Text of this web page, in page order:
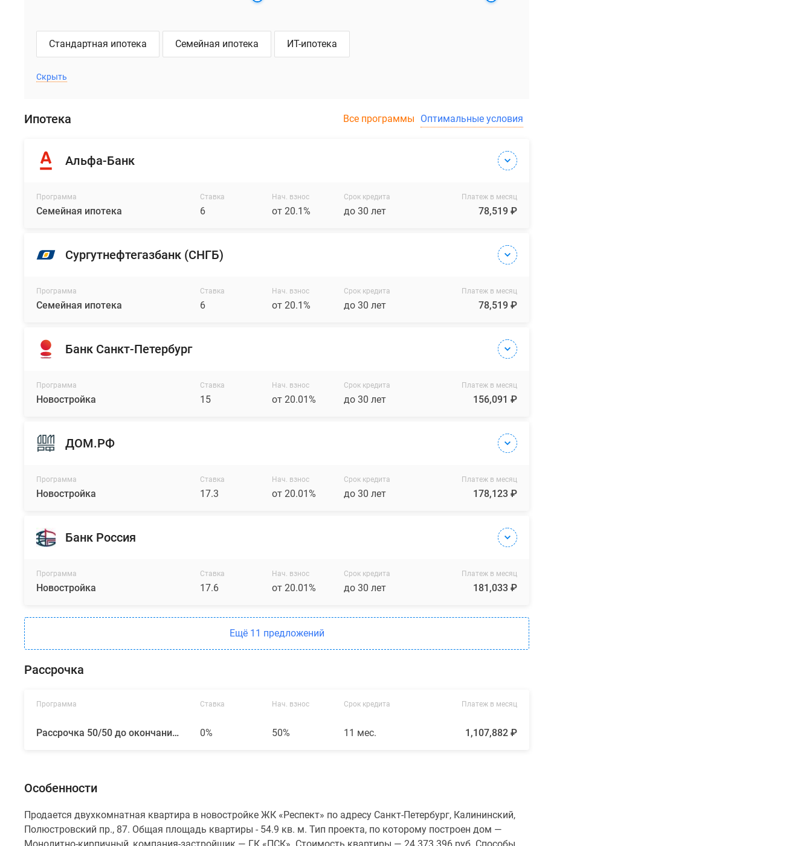
Стандартная ипотека Семейная ипотека ИТ-ипотека
Скрыть
Ипотека Все программы Оптимальные условия
Альфа-Банк
Программа
Семейная ипотека
Ставка
6
Нач. взнос
от 20.1%
Срок кредита
до 30 лет
Платеж в месяц
78,519 ₽
Сургутнефтегазбанк (СНГБ)
Программа
Семейная ипотека
Ставка
6
Нач. взнос
от 20.1%
Срок кредита
до 30 лет
Платеж в месяц
78,519 ₽
Банк Санкт-Петербург
Программа
Новостройка
Ставка
15
Нач. взнос
от 20.01%
Срок кредита
до 30 лет
Платеж в месяц
156,091 ₽
ДОМ.РФ
Программа
Новостройка
Ставка
17.3
Нач. взнос
от 20.01%
Срок кредита
до 30 лет
Платеж в месяц
178,123 ₽
Банк Россия
Программа
Новостройка
Ставка
17.6
Нач. взнос
от 20.01%
Срок кредита
до 30 лет
Платеж в месяц
181,033 ₽
Ещё 11 предложений
Рассрочка
Программа
Рассрочка 50/50 до окончания строительства от ГК «ПСК»
Ставка
0%
Нач. взнос
50%
Срок кредита
11 мес.
Платеж в месяц
1,107,882 ₽
Особенности
Продается двухкомнатная квартира в новостройке ЖК «Респект» по адресу Санкт-Петербург, Калининский,
Полюстровский пр., 87. Общая площадь квартиры - 54.9 кв. м. Тип проекта, по которому построен дом —